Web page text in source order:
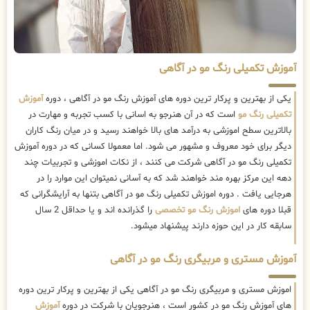
آموزش تکمیلی رنگ مو در آگاهی
یکی از بهترین و پرکار ترین دوره های آموزش رنگ مو در آگاهی ، دورهآموزش
تکمیلی رنگ مو است که در آن هنرجو به اسانی با کسب تجربه و مهارت در
بالاترین سطح اموزشی به درآمد های بالا خواهند رسید و در میان رنگ کاران
دیگر برای خود معروف و مشهور می شود. اما معمولا کسانی که در دوره آموزش
تکمیلی رنگ مو در آگاهی شرکت می کنند ، از نکات اموزشی و تجربیات چند
دهه این مرکز بهره مند خواهند شد که به آسانی نمیتوان این موارد را در
هرجایی یافت . دوره اموزش تکمیلی رنگ مو در آگاهی بتنها به آرایشگرانی که
قبلا دوره های اموزش رنگ مو تخصصی
را گذرانده اند و یا حداقل 2 سال
سابقه کار در این حوزه دارند پیشنهاد میشود.
آموزش مستری و مربیگری رنگ مو در آگاهی
اموزش مستری و مربیگری رنگ مو در آگاهی یکی از بهترین و پرکار ترین دوره
های آموزش رنگ مو در کشور است ، هنرجویان با شرکت در دورهآموزش